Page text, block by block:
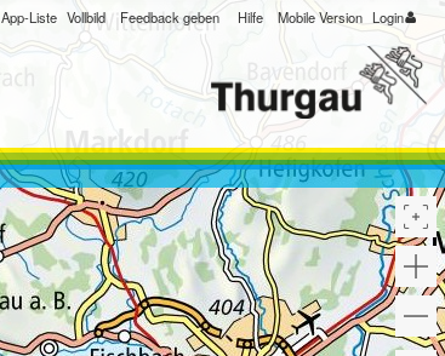
App-Liste Vollbild Feedback geben Hilfe Mobile Version Login